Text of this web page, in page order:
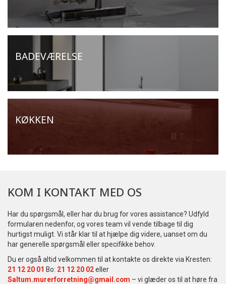
BADEVÆRELSE
KØKKEN
KOM I KONTAKT MED OS
Har du spørgsmål, eller har du brug for vores assistance? Udfyld
formularen nedenfor, og vores team vil vende tilbage til dig
hurtigst muligt. Vi står klar til at hjælpe dig videre, uanset om du
har generelle spørgsmål eller specifikke behov.
Du er også altid velkommen til at kontakte os direkte via Kresten:
21 12 20 01 Bo: 21 12 20 02eller
Saltum.murerforretning@gmail.com – vi glæder os til at høre fra